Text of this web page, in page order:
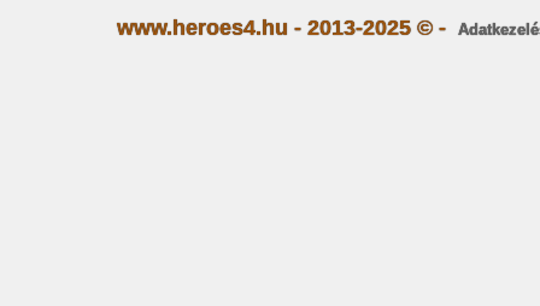
www.heroes4.hu - 2013-2025 © -